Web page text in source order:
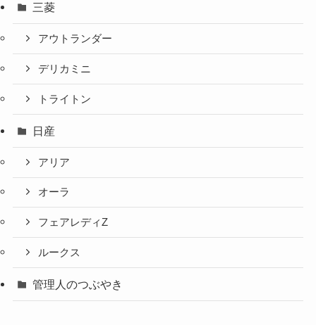
三菱
アウトランダー
デリカミニ
トライトン
日産
アリア
オーラ
フェアレディZ
ルークス
管理人のつぶやき